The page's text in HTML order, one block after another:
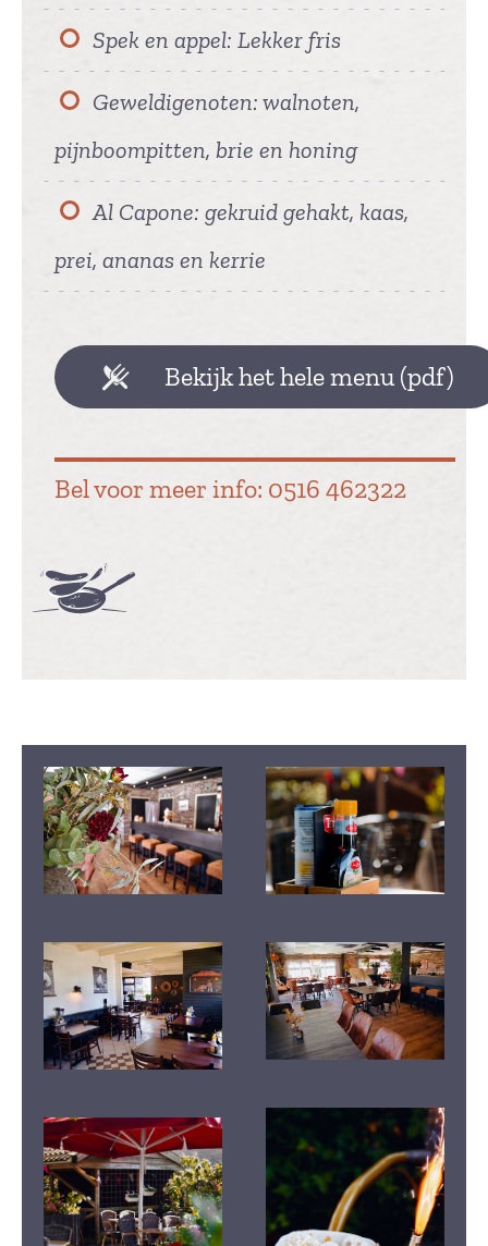
Spek en appel: Lekker fris
Geweldigenoten: walnoten,
pijnboompitten, brie en honing
Al Capone: gekruid gehakt, kaas,
prei, ananas en kerrie
Bekijk het hele menu (pdf)
Bel voor meer info: 0516 462322